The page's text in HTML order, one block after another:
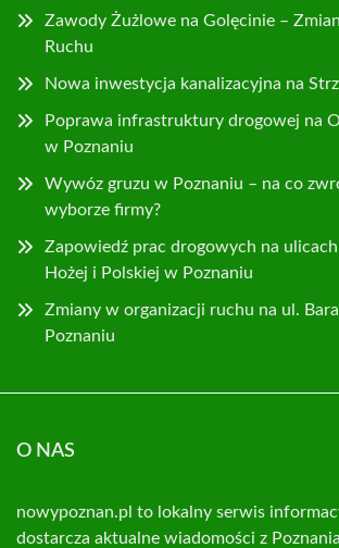
Zawody Żużlowe na Golęcinie –
Ruchu
Nowa inwestycja kanalizacyjna na
Poprawa infrastruktury drogowej na
w Poznaniu
Wywóz gruzu w Poznaniu – na co
wyborze firmy?
Zapowiedź prac drogowych na
Hożej i Polskiej w Poznaniu
Zmiany w organizacji ruchu na ul.
Poznaniu
O NAS
nowypoznan.pl to lokalny serwis
dostarcza aktualne wiadomości z